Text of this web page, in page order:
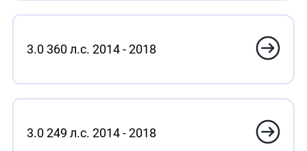
3.0 360 л.с. 2014 - 2018
3.0 249 л.с. 2014 - 2018